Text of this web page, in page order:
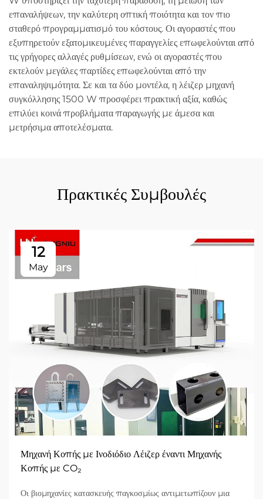
επαναλήψεων, την καλύτερη οπτική ποιότητα και τον πιο
σταθερό προγραμματισμό του κόστους. Οι αγοραστές που
εξυπηρετούν εξατομικευμένες παραγγελίες επωφελούνται από
τις γρήγορες αλλαγές ρυθμίσεων, ενώ οι αγοραστές που
εκτελούν μεγάλες παρτίδες επωφελούνται από την
επαναληψιμότητα. Σε και τα δύο μοντέλα, η λέιζερ μηχανή
συγκόλλησης 1500 W προσφέρει πρακτική αξία, καθώς
επιλύει κοινά προβλήματα παραγωγής με άμεσα και
μετρήσιμα αποτελέσματα.
Πρακτικές Συμβουλές
12
May
Μηχανή Κοπής με Ινοδιόδιο Λέιζερ έναντι Μηχανής
Κοπής με CO₂
Οι βιομηχανίες κατασκευής παγκοσμίως αντιμετωπίζουν μια